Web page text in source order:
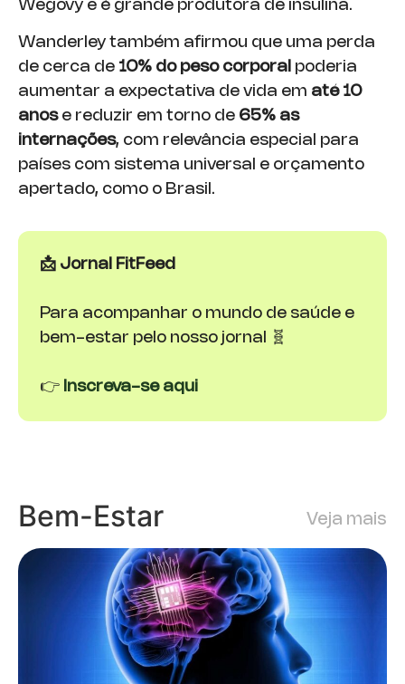
Wegovy e é grande produtora de insulina.
Wanderley também afirmou que uma perda
de cerca de 10% do peso corporal poderia
aumentar a expectativa de vida em até 10
anose reduzir em torno de 65% as
internações, com relevância especial para
países com sistema universal e orçamento
apertado, como o Brasil.
📩 Jornal FitFeed
Para acompanhar o mundo de saúde e
bem-estar pelo nosso jornal 🧬
👉 Inscreva-se aqui
Bem-Estar Veja mais